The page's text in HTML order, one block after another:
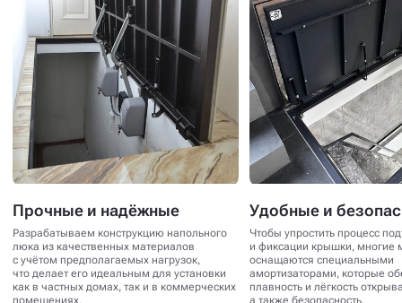
Прочные и надёжные
Разрабатываем конструкцию напольного
люка из качественных материалов
с учётом предполагаемых нагрузок,
что делает его идеальным для установки
как в частных домах, так и в коммерческих
помещениях.
Удобные и
Чтобы упростить процесс
и фиксации крышки, многие
оснащаются специальными
амортизаторами, которые
плавность и лёгкость
а также безопасность.